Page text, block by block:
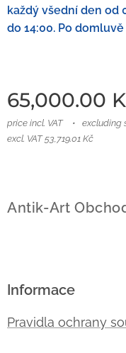
každý všední den od
do 14:00. Po
65,000.00
price incl. VAT
excluding
excl. VAT 53,719.01 Kč
Antik-Art
Informace
Pravidla ochrany